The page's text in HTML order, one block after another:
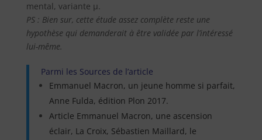
mental, variante µ.
PS : Bien sur, cette étude assez complète reste une
hypothèse qui demanderait à être validée par l’intéressé
lui-même.
Parmi les Sources de l’article
Emmanuel Macron, un jeune homme si parfait,
Anne Fulda, édition Plon 2017.
Article Emmanuel Macron, une ascension
éclair, La Croix, Sébastien Maillard, le